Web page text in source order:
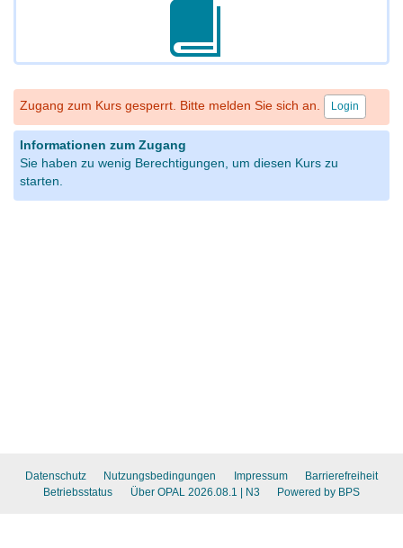
Zugang zum Kurs gesperrt. Bitte melden Sie sich an. Login
Informationen zum Zugang
Sie haben zu wenig Berechtigungen, um diesen Kurs zu
starten.
Datenschutz Nutzungsbedingungen Impressum
Barrierefreiheit
Betriebsstatus
Über OPAL 2026.08.1 | N3 Powered by BPS